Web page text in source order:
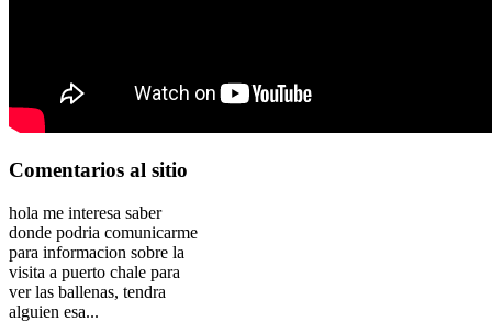
Comentarios al sitio
hola me interesa saber
donde podria comunicarme
para informacion sobre la
visita a puerto chale para
ver las ballenas, tendra
alguien esa...